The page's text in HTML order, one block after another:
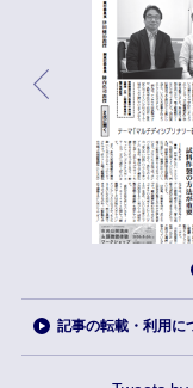
記事の転載・利用に